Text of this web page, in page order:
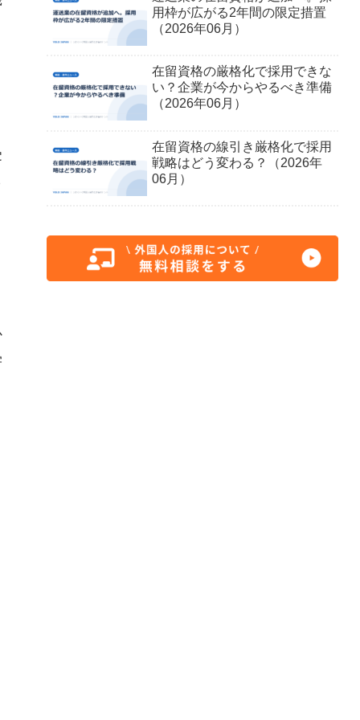
用枠が広がる2年間の限定措置
（2026年06月）
在留資格の厳格化で採用できな
い？企業が今からやるべき準備
（2026年06月）
在留資格の線引き厳格化で採用
戦略はどう変わる？（2026年
06月）